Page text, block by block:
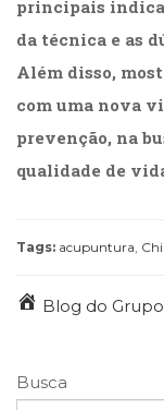
principais
da técnica e as
Além disso,
com uma nova
prevenção, na
qualidade de
Tags: acupuntura
Blog do
Busca